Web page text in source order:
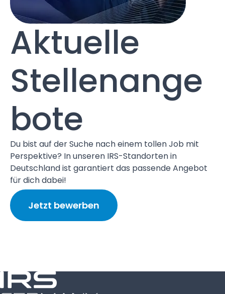
Aktuelle
Stellenange
bote
Du bist auf der Suche nach einem tollen Job mit
Perspektive? In unseren IRS-Standorten in
Deutschland ist garantiert das passende Angebot
für dich dabei!
Jetzt bewerben